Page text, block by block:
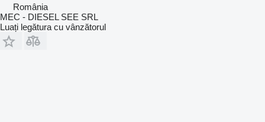
România
MEC - DIESEL SEE SRL
Luați legătura cu vânzătorul